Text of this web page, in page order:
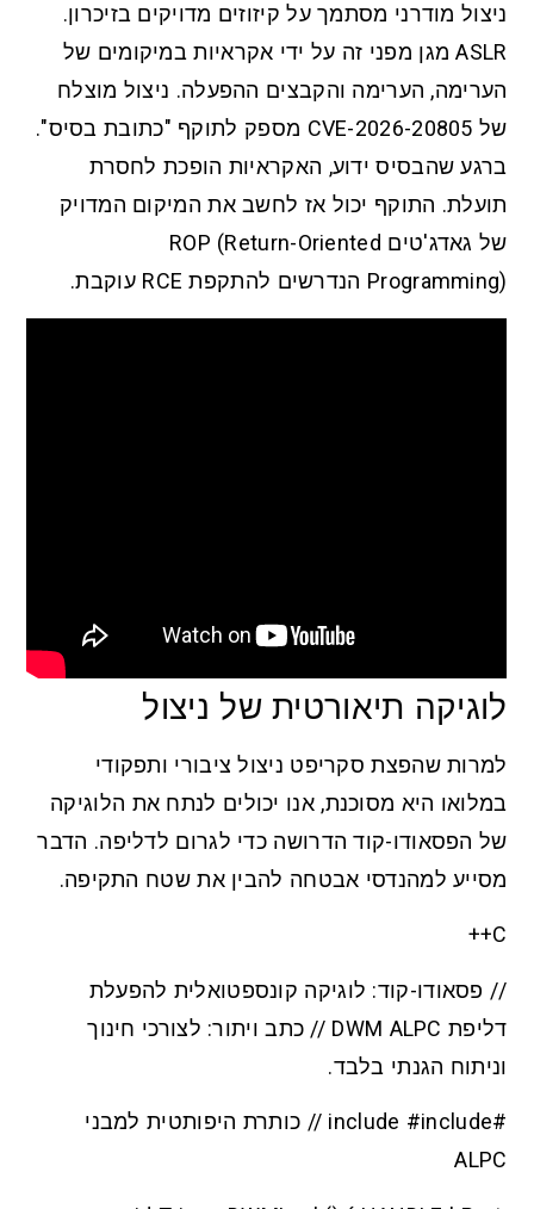
ניצול מודרני מסתמך על קיזוזים מדויקים בזיכרון.
ASLR מגן מפני זה על ידי אקראיות במיקומים של
הערימה, הערימה והקבצים ההפעלה. ניצול מוצלח
של CVE-2026-20805 מספק לתוקף "כתובת בסיס".
ברגע שהבסיס ידוע, האקראיות הופכת לחסרת
תועלת. התוקף יכול אז לחשב את המיקום המדויק
של גאדג'טים ROP (Return-Oriented
Programming) הנדרשים להתקפת RCE עוקבת.
לוגיקה תיאורטית של ניצול
למרות שהפצת סקריפט ניצול ציבורי ותפקודי
במלואו היא מסוכנת, אנו יכולים לנתח את הלוגיקה
של הפסאודו-קוד הדרושה כדי לגרום לדליפה. הדבר
מסייע למהנדסי אבטחה להבין את שטח התקיפה.
C++
// פסאודו-קוד: לוגיקה קונספטואלית להפעלת
דליפת DWM ALPC // כתב ויתור: לצורכי חינוך
וניתוח הגנתי בלבד.
#include #include // כותרת היפותטית למבני
ALPC